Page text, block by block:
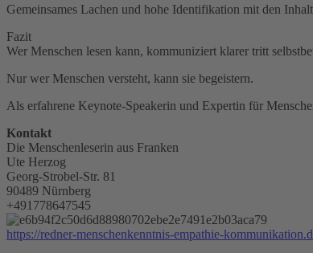
Gemeinsames Lachen und hohe Identifikation mit den
Fazit
Wer Menschen lesen kann, kommuniziert klarer tritt
Nur wer Menschen versteht, kann sie begeistern.
Als erfahrene Keynote-Speakerin und Expertin für
Kontakt
Die Menschenleserin aus Franken
Ute Herzog
Georg-Strobel-Str. 81
90489 Nürnberg
+491778647545
https://redner-menschenkenntnis-empathie-